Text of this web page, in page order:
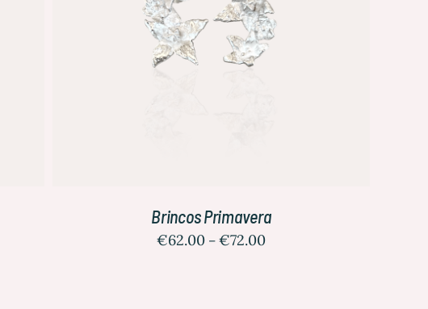
SELECT OPTIONS / QUICK VIEW
Brincos Primavera
€62.00– €72.00